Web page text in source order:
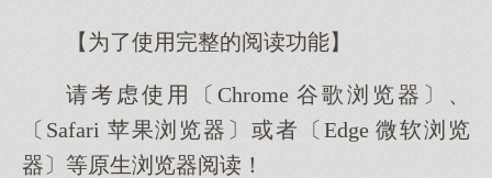
【为了使用完整的阅读功能】
请考虑使用〔Chrome 谷歌浏览器〕、
〔Safari 苹果浏览器〕或者〔Edge 微软浏览
器〕等原生浏览器阅读！